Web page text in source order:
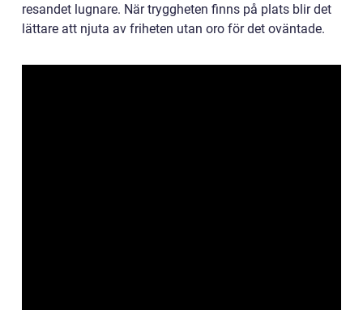
resandet lugnare. När tryggheten finns på plats blir det
lättare att njuta av friheten utan oro för det oväntade.